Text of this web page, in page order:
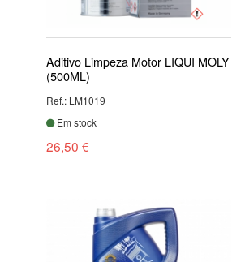
Aditivo Limpeza Motor LIQUI MOLY
(500ML)
Ref.: LM1019
Em stock
26,50 €